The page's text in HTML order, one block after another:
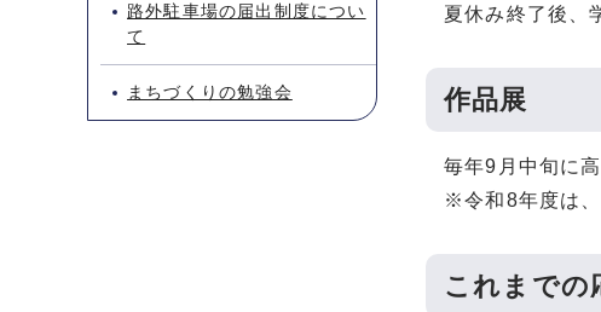
夏休み終了後、
作品展
毎年9月中旬に
※令和8年度は
これまでの
路外駐車場の届出制度につい
て
まちづくりの勉強会